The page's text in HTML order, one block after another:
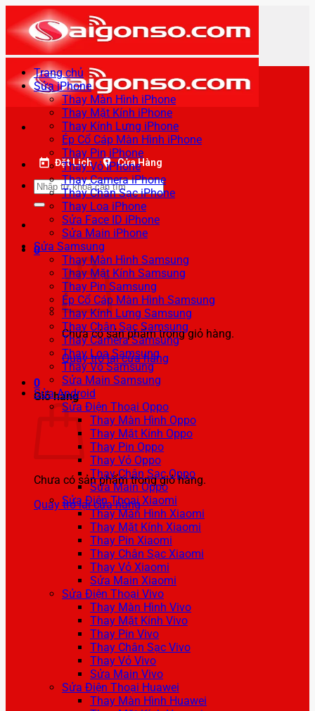
qua
nội
dung
Đặt Lịch Cửa Hàng
Tìm
kiếm:
0
Chưa có sản phẩm trong giỏ hàng.
Quay trở lại cửa hàng
0
Giỏ hàng
Chưa có sản phẩm trong giỏ hàng.
Quay trở lại cửa hàng
Trang chủ
Sửa iPhone
Thay Màn Hình iPhone
Thay Mặt Kính iPhone
Thay Kính Lưng iPhone
Ép Cổ Cáp Màn Hình iPhone
Thay Pin iPhone
Thay Vỏ iPhone
Thay Camera iPhone
Thay Chân Sạc iPhone
Thay Loa iPhone
Sửa Face ID iPhone
Sửa Main iPhone
Sửa Samsung
Thay Màn Hình Samsung
Thay Mặt Kính Samsung
Thay Pin Samsung
Ép Cổ Cáp Màn Hình Samsung
Thay Kính Lưng Samsung
Thay Chân Sạc Samsung
Thay Camera Samsung
Thay Loa Samsung
Thay Vỏ Samsung
Sửa Main Samsung
Sửa Android
Sửa Điện Thoại Oppo
Thay Màn Hình Oppo
Thay Mặt Kính Oppo
Thay Pin Oppo
Thay Vỏ Oppo
Thay Chân Sạc Oppo
Sửa Main Oppo
Sửa Điện Thoại Xiaomi
Thay Màn Hình Xiaomi
Thay Mặt Kính Xiaomi
Thay Pin Xiaomi
Thay Chân Sạc Xiaomi
Thay Vỏ Xiaomi
Sửa Main Xiaomi
Sửa Điện Thoại Vivo
Thay Màn Hình Vivo
Thay Mặt Kính Vivo
Thay Pin Vivo
Thay Chân Sạc Vivo
Thay Vỏ Vivo
Sửa Main Vivo
Sửa Điện Thoại Huawei
Thay Màn Hình Huawei